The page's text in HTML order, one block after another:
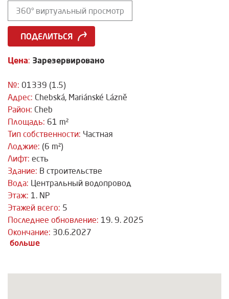
360° виртуальный просмотр
ПОДЕЛИТЬСЯ
Цена: Зарезервировано
№: 01339 (1.5)
Адрес: Chebská, Mariánské Lázně
Район: Cheb
Площадь: 61 m²
Тип собственности: Частная
Лоджие: (6 m²)
Лифт: есть
Здание: В строительстве
Вода: Центральный водопровод
Этаж: 1. NP
Этажей всего: 5
Последнее обновление: 19. 9. 2025
Окончание: 30.6.2027
больше